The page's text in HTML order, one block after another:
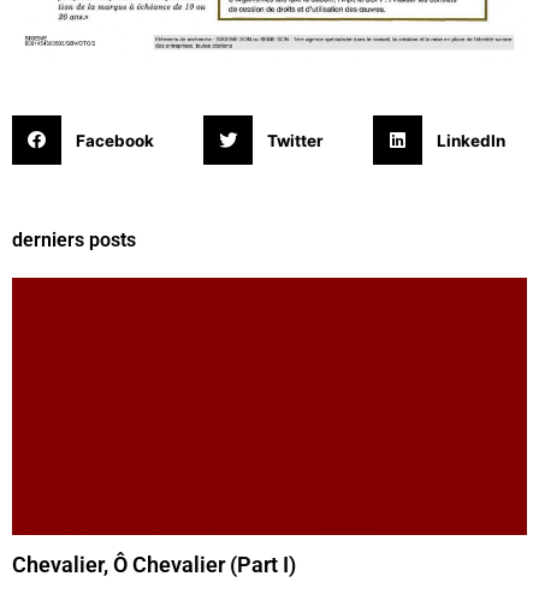
Facebook Twitter LinkedIn
derniers posts
Chevalier, Ô Chevalier (Part I)